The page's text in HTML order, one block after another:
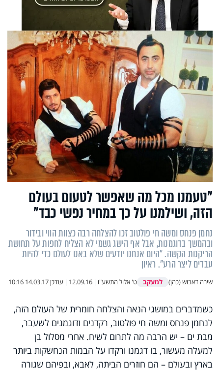
"טעמנו מכל מה שאפשר לטעום בעולם
הזה, ושילמנו על כך במחיר נפשי כבד"
נחמן פנחס ומשה חי פולטוב זכו להצלחה רבה כצוות הווי ובידור
ובהמשך בדוגמנות, אבל אף הישג גשמי לא הצליח לחפות על תחושת
הריקנות הקשה. "היום אנחנו יודעים שלא באנו לעולם כדי להיות
עבדים ליצר הרע". ראיון
שירה דאבוש (כהן) למעקב ט' אלול התשע"ו |
12.09.16
| עודכן14.03.17 10:16
כשמדברים במושגי הנאה והצלחה חומרית של העולם הזה,
לנחמן פנחס ומשה חי פולטוב, רקדנים ודוגמנים לשעבר,
מבת ים – יש הרבה מה לתרום לשיח. אחרי מסלול בן
למעלה מעשור, בו דגמנו ורקדו על הבמות הנחשקות ביותר
בארץ ובעולם – הם חוזרים הביתה, לאבא, ובפיהם שגורה